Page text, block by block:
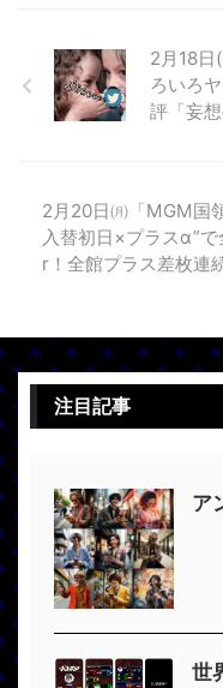
2月18日
ろいろ
評「妄
2月20日㈪「MGM国
入替初日×プラスα”
r！全館プラス差枚連
注目記事
ア
世